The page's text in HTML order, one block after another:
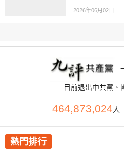
2026年06月02日
目前退出中共黨、
464,873,024人
熱門排行